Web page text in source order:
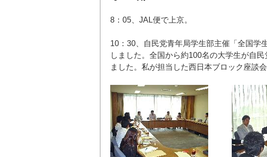
8：05、JAL便で上京。
10：30、自民党青年局学生部主催「全国
しました。全国から約100名の大学生が自
ました。私が担当した西日本ブロック座談